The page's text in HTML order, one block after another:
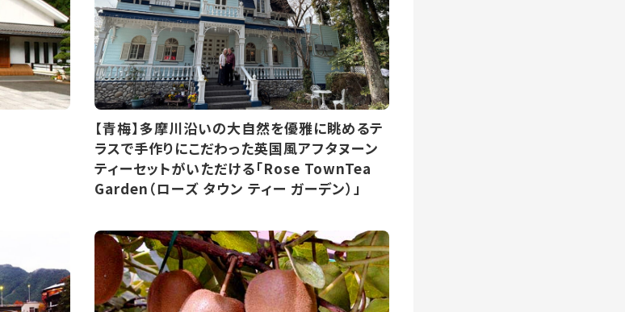
【青梅】多摩川沿いの大自然を優雅に眺めるテ
ラスで手作りにこだわった英国風アフタヌーン
ティーセットがいただける「Rose TownTea
Garden（ローズ タウン ティー ガーデン）」